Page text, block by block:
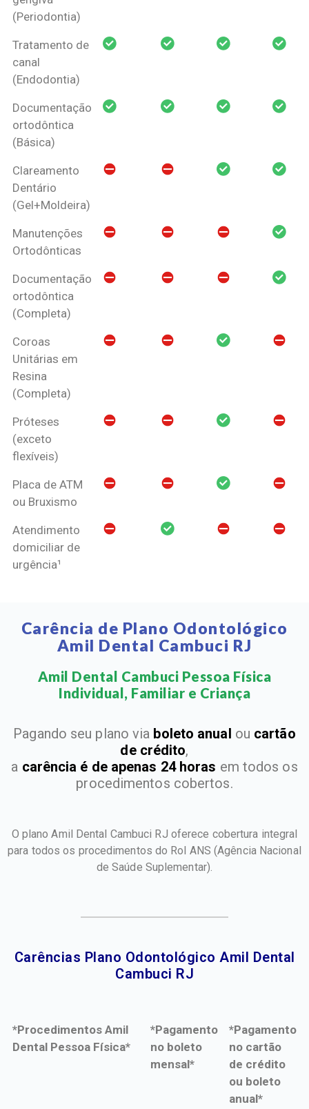
(Periodontia)
Tratamento de
canal
(Endodontia)
Documentação
ortodôntica
(Básica)
Clareamento
Dentário
(Gel+Moldeira)
Manutenções
Ortodônticas
Documentação
ortodôntica
(Completa)
Coroas
Unitárias em
Resina
(Completa)
Próteses
(exceto
flexíveis)
Placa de ATM
ou Bruxismo
Atendimento
domiciliar de
urgência¹
Carência de Plano Odontológico
Amil Dental Cambuci RJ
Amil Dental Cambuci Pessoa Física
Individual, Familiar e Criança​
Pagando seu plano via boleto anual ou cartão
de crédito,
a carência é de apenas 24 horas em todos os
procedimentos cobertos.
O plano Amil Dental Cambuci RJ oferece cobertura integral
para todos os procedimentos do Rol ANS(Agência Nacional
de Saúde Suplementar).
Carências Plano Odontológico Amil Dental
Cambuci RJ​
*Procedimentos Amil
Dental Pessoa Física*
*Pagamento
no boleto
mensal*
*Pagamento
no cartão
de crédito
ou boleto
anual*